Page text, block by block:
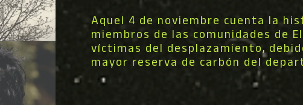
Aquel 4 de noviembre cuenta la
miembros de las comunidades de
víctimas del desplazamiento,
mayor reserva de carbón del